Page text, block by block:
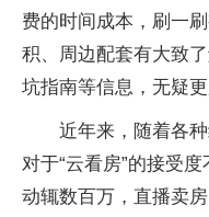
费的时间成本，刷一
积、周边配套有大致
坑指南等信息，无疑更
近年来，随着各
对于“云看房”的接受
动辄数百万，直播卖